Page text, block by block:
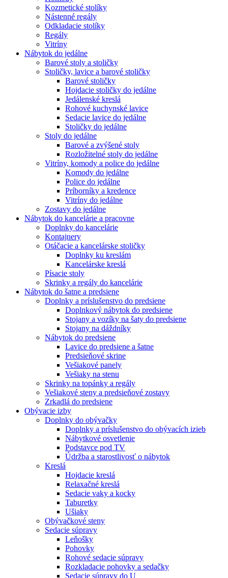
Kozmetické stolíky
Nástenné regály
Odkladacie stolíky
Regály
Vitríny
Nábytok do jedálne
Barové stoly a stoličky
Stoličky, lavice a barové stoličky
Barové stoličky
Hojdacie stoličky do jedálne
Jedálenské kreslá
Rohové kuchynské lavice
Sedacie lavice do jedálne
Stoličky do jedálne
Stoly do jedálne
Barové a zvýšené stoly
Rozložitelné stoly do jedálne
Vitríny, komody a police do jedálne
Komody do jedálne
Police do jedálne
Príborníky a kredence
Vitríny do jedálne
Zostavy do jedálne
Nábytok do kancelárie a pracovne
Doplnky do kancelárie
Kontajnery
Otáčacie a kancelárske stoličky
Doplnky ku kreslám
Kancelárske kreslá
Písacie stoly
Skrinky a regály do kancelárie
Nábytok do šatne a predsiene
Doplnky a príslušenstvo do predsiene
Doplnkový nábytok do predsiene
Stojany a vozíky na šaty do predsiene
Stojany na dáždníky
Nábytok do predsiene
Lavice do predsiene a šatne
Predsieňové skrine
Vešiakové panely
Vešiaky na stenu
Skrinky na topánky a regály
Vešiakové steny a predsieňové zostavy
Zrkadlá do predsiene
Obývacie izby
Doplnky do obývačky
Doplnky a príslušenstvo do obývacích izieb
Nábytkové osvetlenie
Podstavce pod TV
Údržba a starostlivosť o nábytok
Kreslá
Hojdacie kreslá
Relaxačné kreslá
Sedacie vaky a kocky
Taburetky
Ušiaky
Obývačkové steny
Sedacie súpravy
Leňošky
Pohovky
Rohové sedacie súpravy
Rozkladacie pohovky a sedačky
Sedacie súpravy do U